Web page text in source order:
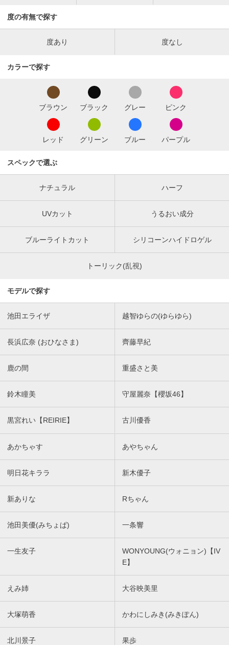
度の有無で探す
度あり 度なし
カラーで探す
ブラウン ブラック グレー ピンク
レッド グリーン ブルー パープル
スペックで選ぶ
ナチュラル ハーフ
UVカット うるおい成分
ブルーライトカット シリコーンハイドロゲル
トーリック(乱視)
モデルで探す
池田エライザ 越智ゆらの(ゆらゆら)
長浜広奈 (おひなさま) 齊藤早紀
鹿の間 重盛さと美
鈴木瞳美 守屋麗奈【櫻坂46】
黒宮れい【REIRIE】 古川優香
あかちゃす あやちゃん
明日花キララ 新木優子
新ありな Rちゃん
池田美優(みちょぱ) 一条響
一生友子
WONYOUNG(ウォニョン)【IV
E】
えみ姉 大谷映美里
大塚萌香 かわにしみき(みきぽん)
北川景子 果歩